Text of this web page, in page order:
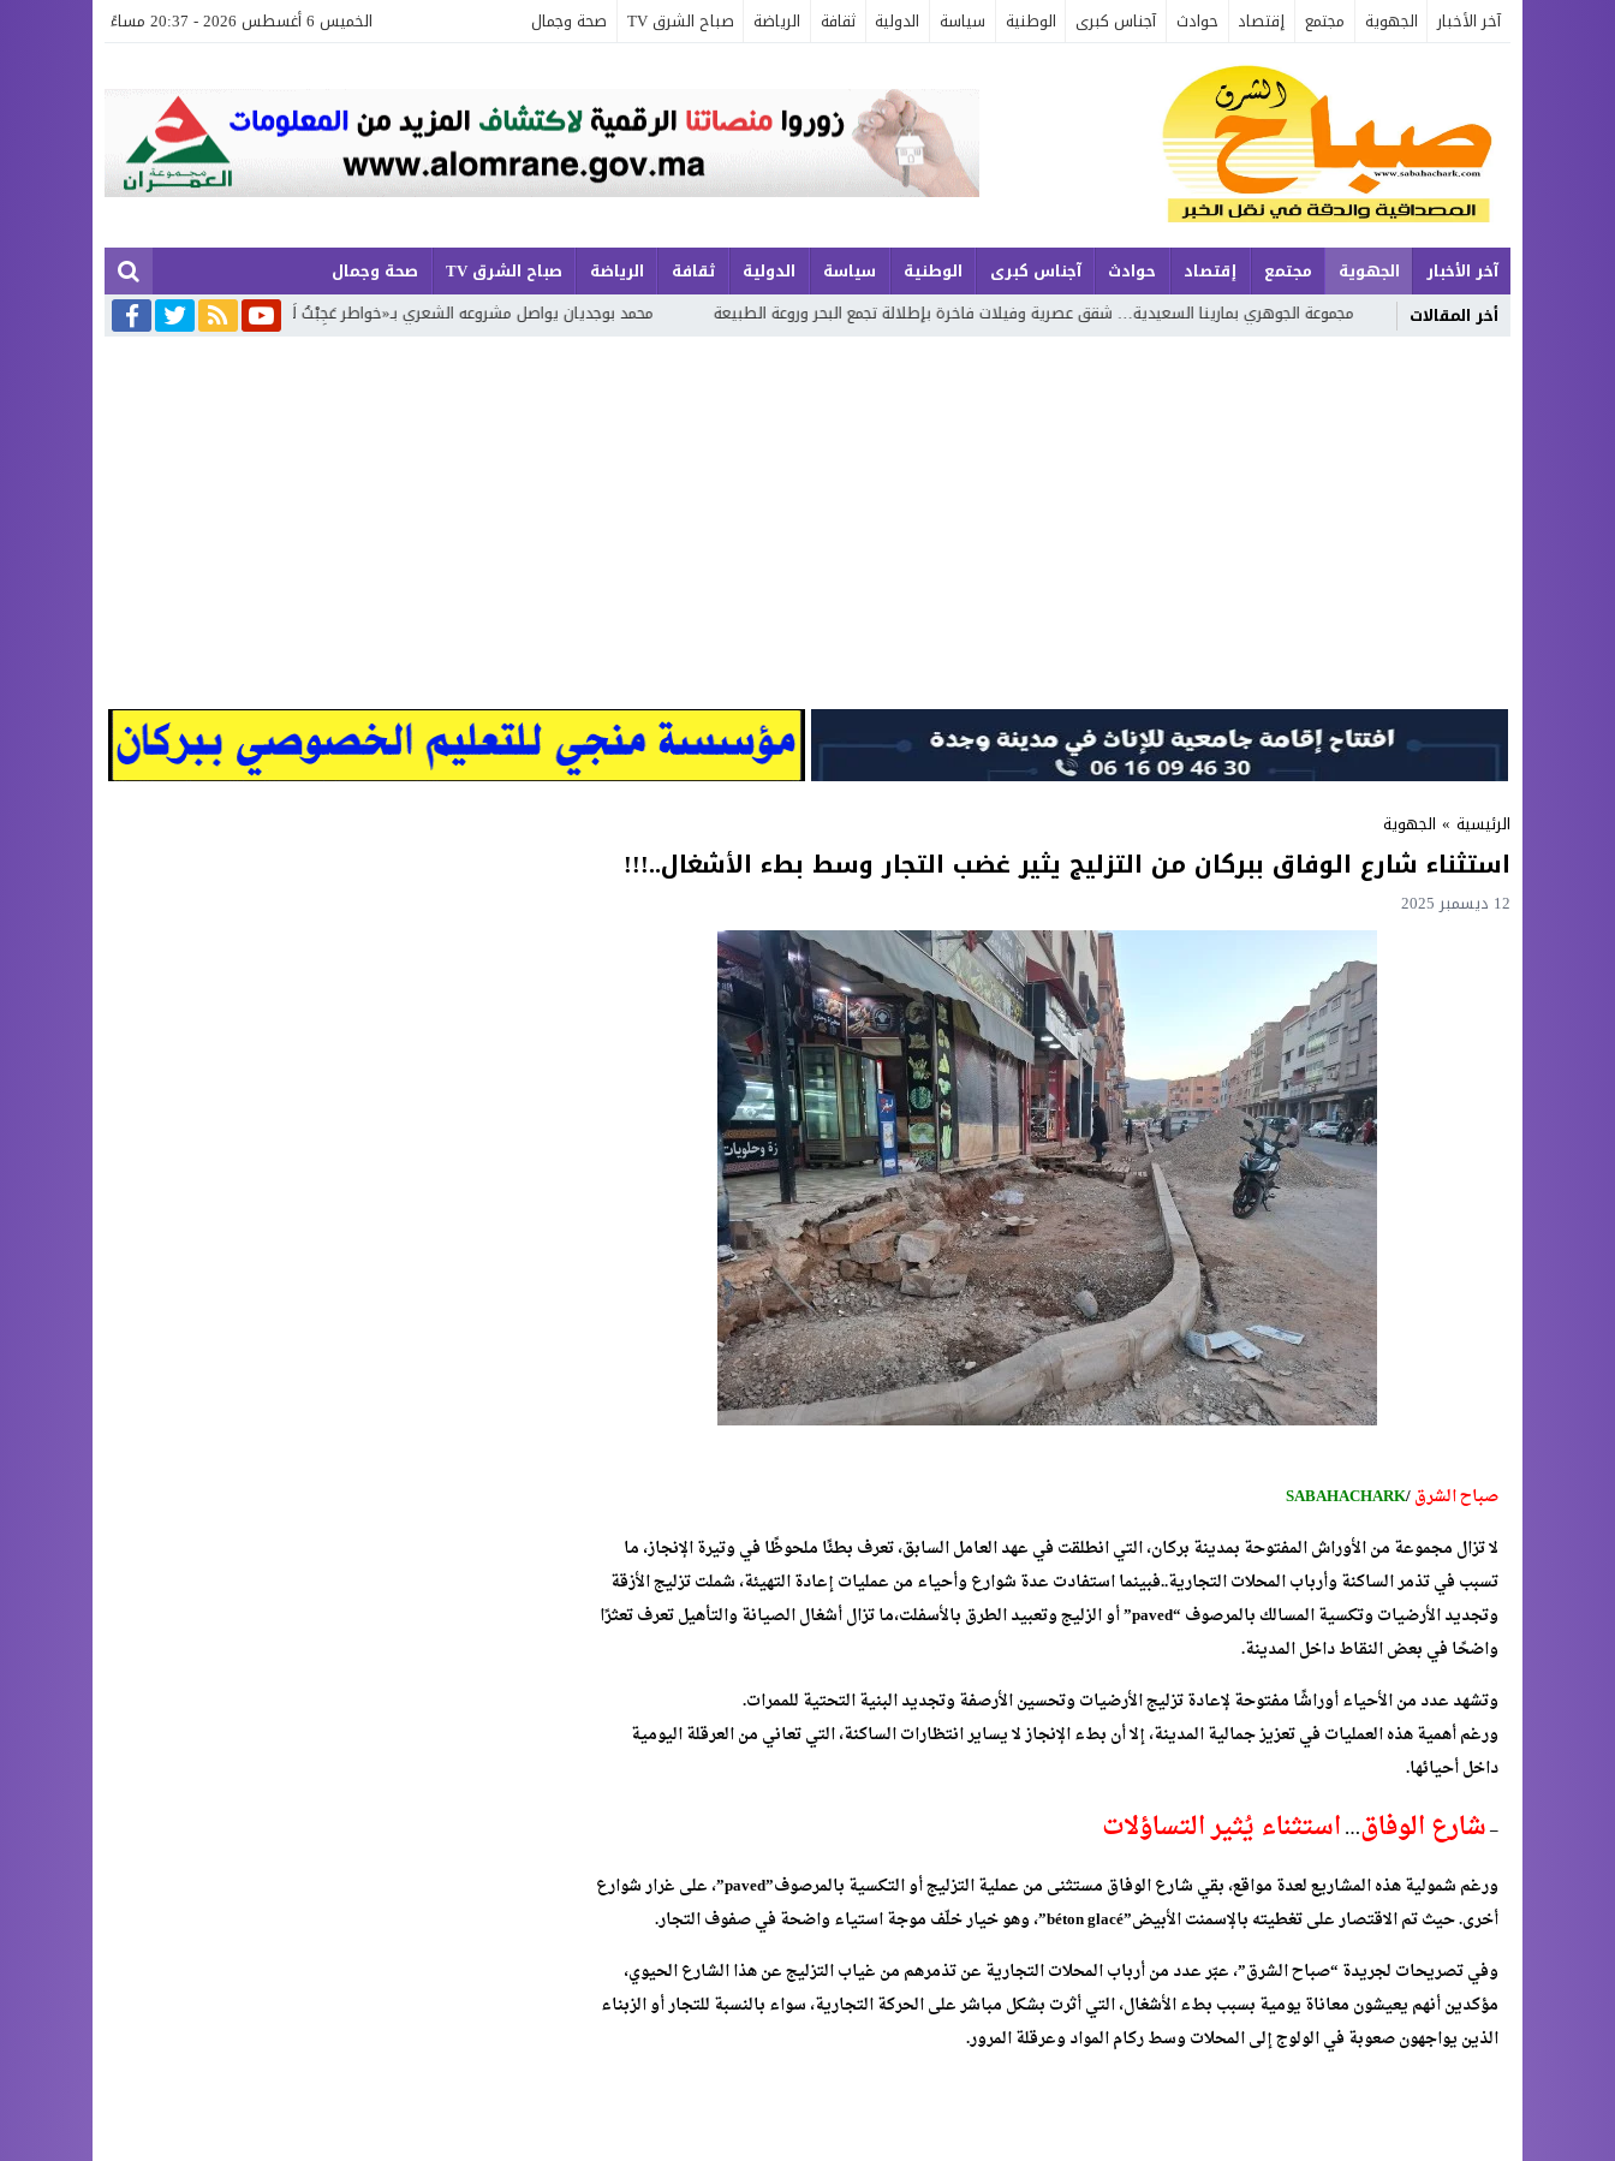
آخر الأخبار الجهوية مجتمع إقتصاد حوادث آجناس كبرى الوطنية سياسة الدولية ثقافة الرياضة صباح الشرق TV صحة وجمال الخميس 6 أغسطس 2026 - 20:37 مساءً
آخر الأخبار الجهوية مجتمع إقتصاد حوادث آجناس كبرى الوطنية سياسة الدولية ثقافة الرياضة صباح الشرق TV
صحة وجمال
أخر المقالات
مجموعة الجوهري بمارينا السعيدية… شقق عصرية وفيلات فاخرة بإطلالة تجمع البحر وروعة الطبيعة محمد بوجديان يواصل مشروعه الشعري بـ«خواطر عَجِبْتُ لَكَ يَا زَمَن»… الجزء الرابع تكريم حفظة كتاب الله في اختتام الدورة
الرئيسية » الجهوية
استثناء شارع الوفاق ببركان من التزليج يثير غضب التجار وسط بطء الأشغال..!!!
12 ديسمبر 2025
صباح الشرق/
SABAHACHARK
لا تزال مجموعة من الأوراش المفتوحة بمدينة بركان، التي انطلقت في عهد العامل السابق، تعرف بطئًا ملحوظًا في وتيرة الإنجاز، ما
تسبب في تذمر الساكنة وأرباب المحلات التجارية..فبينما استفادت عدة شوارع وأحياء من عمليات إعادة التهيئة، شملت تزليج الأزقة
وتجديد الأرضيات وتكسية المسالك بالمرصوف “paved” أو الزليج وتعبيد الطرق بالأسفلت،ما تزال أشغال الصيانة والتأهيل تعرف تعثرًا
واضحًا في بعض النقاط داخل المدينة.
وتشهد عدد من الأحياء أوراشًا مفتوحة لإعادة تزليج الأرضيات وتحسين الأرصفة وتجديد البنية التحتية للممرات.
ورغم أهمية هذه العمليات في تعزيز جمالية المدينة، إلا أن بطء الإنجاز لا يساير انتظارات الساكنة، التي تعاني من العرقلة اليومية
داخل أحيائها.
–شارع الوفاق… استثناء يُثير التساؤلات
ورغم شمولية هذه المشاريع لعدة مواقع، بقي شارع الوفاق مستثنى من عملية التزليج أو التكسية بالمرصوف”paved”، على غرار شوارع
أخرى. حيث تم الاقتصار على تغطيته بالإسمنت الأبيض”béton glacé”، وهو خيار خلّف موجة استياء واضحة في صفوف التجار.
وفي تصريحات لجريدة “صباح الشرق”، عبّر عدد من أرباب المحلات التجارية عن تذمرهم من غياب التزليج عن هذا الشارع الحيوي،
مؤكدين أنهم يعيشون معاناة يومية بسبب بطء الأشغال، التي أثرت بشكل مباشر على الحركة التجارية، سواء بالنسبة للتجار أو الزبناء
الذين يواجهون صعوبة في الولوج إلى المحلات وسط ركام المواد وعرقلة المرور.